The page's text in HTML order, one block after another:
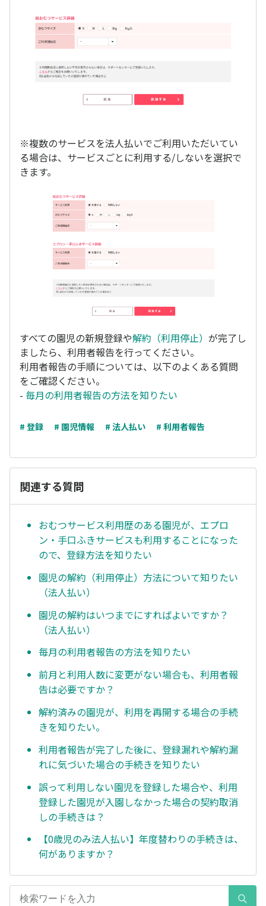
※複数のサービスを法人払いでご利用いただいてい
る場合は、サービスごとに利用する/しないを選択で
きます。
すべての園児の新規登録や解約（利用停止） が完了し
ましたら、利用者報告を行ってください。
利用者報告の手順については、以下のよくある質問
をご確認ください。
- 毎月の利用者報告の方法を知りたい
# 登録 # 園児情報 # 法人払い # 利用者報告
関連する質問
おむつサービス利用歴のある園児が、エプロ
ン・手口ふきサービスも利用することになった
ので、登録方法を知りたい
園児の解約（利用停止）方法について知りたい
（法人払い）
園児の解約はいつまでにすればよいですか？
（法人払い）
毎月の利用者報告の方法を知りたい
前月と利用人数に変更がない場合も、利用者報
告は必要ですか？
解約済みの園児が、利用を再開する場合の手続
きを知りたい。
利用者報告が完了した後に、登録漏れや解約漏
れに気づいた場合の手続きを知りたい
誤って利用しない園児を登録した場合や、利用
登録した園児が入園しなかった場合の契約取消
しの手続きは？
【0歳児のみ法人払い】年度替わりの手続きは、
何がありますか？